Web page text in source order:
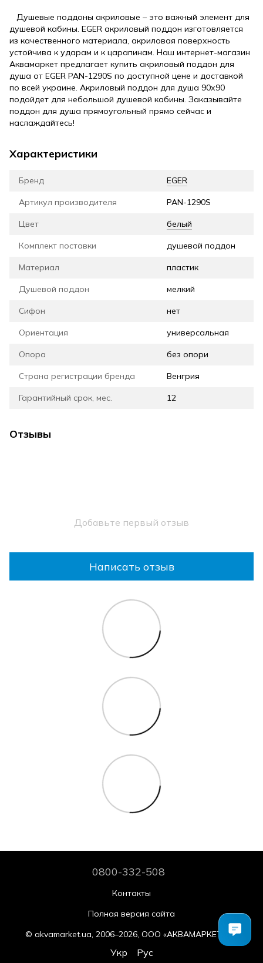
Душевые поддоны акриловые – это важный элемент для
душевой кабины. EGER акриловый поддон изготовляется
из качественного материала, акриловая поверхность
устойчива к ударам и к царапинам. Наш интернет-магазин
Аквамаркет предлагает купить акриловый поддон для
душа от EGER PAN-1290S по доступной цене и доставкой
по всей украине. Акриловый поддон для душа 90х90
подойдет для небольшой душевой кабины. Заказывайте
поддон для душа прямоугольный прямо сейчас и
наслаждайтесь!
Характеристики
Бренд EGER
Артикул производителя PAN-1290S
Цвет белый
Комплект поставки душевой поддон
Материал пластик
Душевой поддон мелкий
Сифон нет
Ориентация универсальная
Опора без опори
Страна регистрации бренда Венгрия
Гарантийный срок, мес. 12
Отзывы
Добавьте первый отзыв
Написать отзыв
0800-332-508
Контакты
Полная версия сайта
© akvamarket.ua, 2006–2026, ООО «АКВАМАРКЕТ.УА»
Укр Рус